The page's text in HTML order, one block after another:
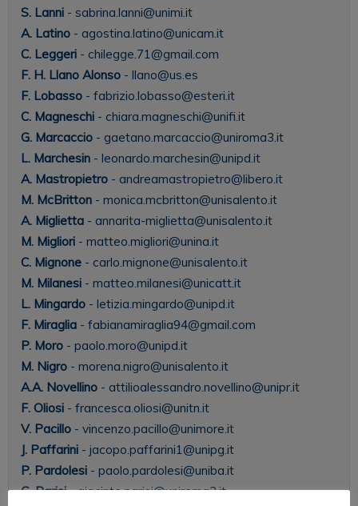
S. Lanni - sabrina.lanni@unimi.it
A. Latino - agostina.latino@unicam.it
C. Leggeri - chilegge.71@gmail.com
F. H. Llano Alonso - llano@us.es
F. Lobasso - fabrizio.lobasso@esteri.it
C. Magneschi - chiara.magneschi@unifi.it
G. Marcaccio - gaetano.marcaccio@uniroma3.it
L. Marchesin - leonardo.marchesin@unipd.it
A. Mastropietro - andreamastropietro@libero.it
M. McBritton - monica.mcbritton@unisalento.it
A. Miglietta - annarita-miglietta@unisalento.it
M. Migliori - matteo.migliori@unina.it
C. Mignone - carlo.mignone@unisalento.it
M. Milanesi - matteo.milanesi@unicatt.it
L. Mingardo - letizia.mingardo@unipd.it
F. Miraglia - fabianamiraglia94@gmail.com
P. Moro - paolo.moro@unipd.it
M. Nigro - morena.nigro@unisalento.it
A.A. Novellino - attilioalessandro.novellino@unipr.it
F. Oliosi - francesca.oliosi@unitn.it
V. Pacillo - vincenzo.pacillo@unimore.it
J. Paffarini - jacopo.paffarini1@unipg.it
P. Pardolesi - paolo.pardolesi@uniba.it
G. Parisi- giacinto.parisi@uniroma3.it